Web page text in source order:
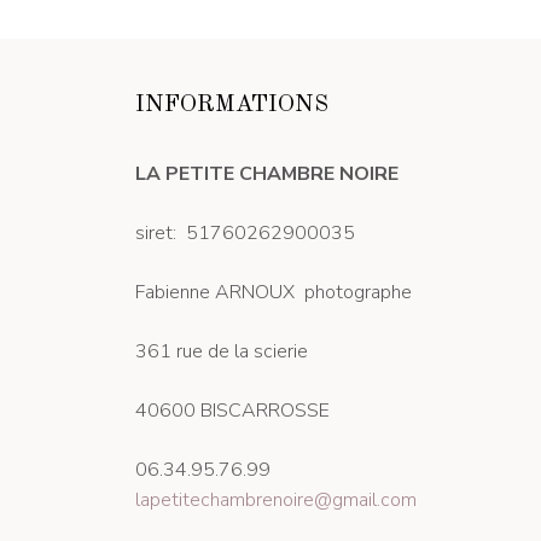
INFORMATIONS
LA PETITE CHAMBRE NOIRE
siret: 51760262900035
Fabienne ARNOUX photographe
361 rue de la scierie
40600 BISCARROSSE
06.34.95.76.99
lapetitechambrenoire@gmail.com